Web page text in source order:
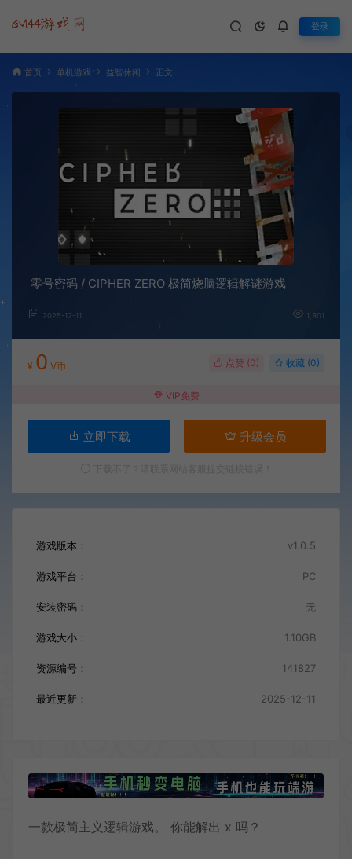
登录
首页 单机游戏 益智休闲 正文
零号密码 / CIPHER ZERO 极简烧脑逻辑解谜游戏
2025-12-11 1,901
¥ 0 V币 点赞 (0) 收藏 (0)
VIP免费
立即下载 升级会员
游戏版本： v1.0.5
游戏平台： PC
安装密码： 无
游戏大小： 1.10GB
资源编号： 141827
最近更新： 2025-12-11
一款极简主义逻辑游戏。 你能解出 x 吗？